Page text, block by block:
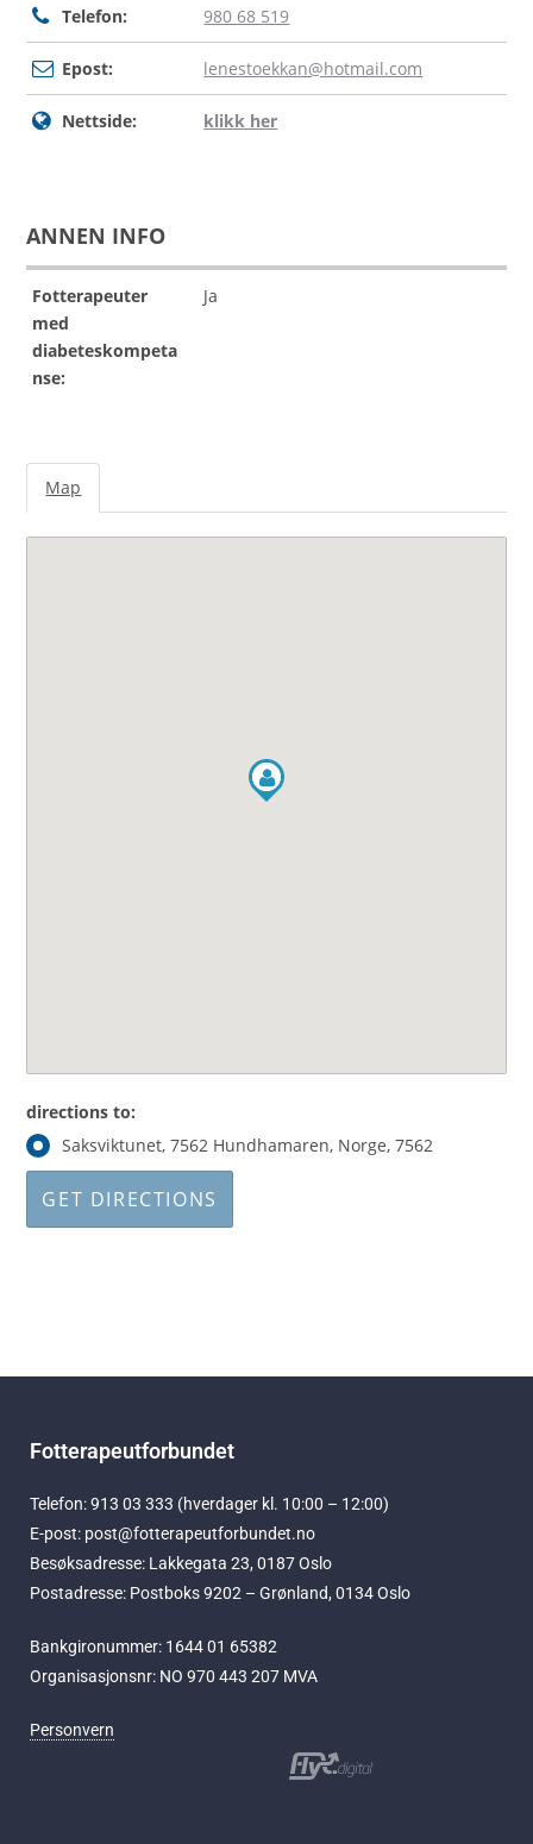
Telefon: 980 68 519
Epost: lenestoekkan@hotmail.com
Nettside: klikk her
ANNEN INFO
Fotterapeuter
med
diabeteskompeta
nse:
Ja
Map
directions to:
Saksviktunet, 7562 Hundhamaren, Norge, 7562
Fotterapeutforbundet
Telefon: 913 03 333 (hverdager kl. 10:00 – 12:00)
E-post: post@fotterapeutforbundet.no
Besøksadresse: Lakkegata 23, 0187 Oslo
Postadresse: Postboks 9202 – Grønland, 0134 Oslo
Bankgironummer: 1644 01 65382
Organisasjonsnr: NO 970 443 207 MVA
Personvern